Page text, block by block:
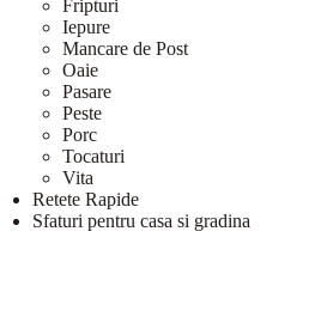
Fripturi
Iepure
Mancare de Post
Oaie
Pasare
Peste
Porc
Tocaturi
Vita
Retete Rapide
Sfaturi pentru casa si gradina